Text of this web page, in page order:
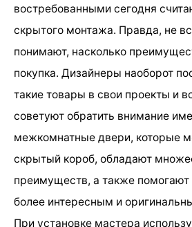
востребованными сегодня
скрытого монтажа. Правда, не
понимают, насколько
покупка. Дизайнеры наоборот
такие товары в свои проекты и
советуют обратить внимание
межкомнатные двери, которые
скрытый короб, обладают
преимуществ, а также помогают
более интересным и
При установке мастера